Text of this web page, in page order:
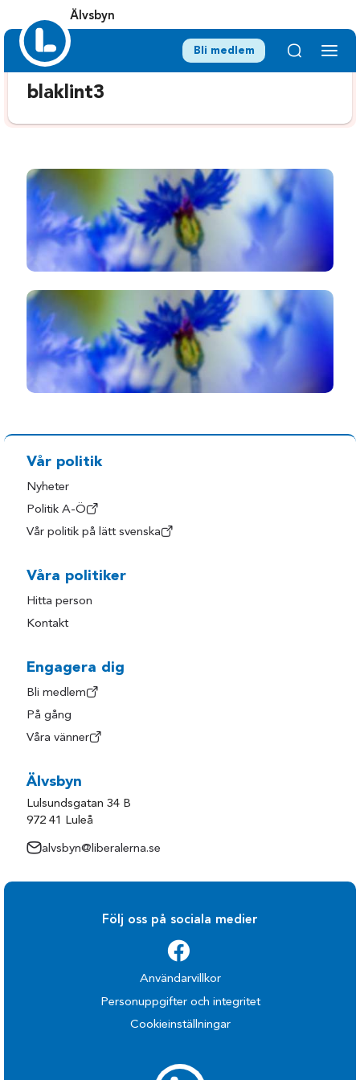
Älvsbyn
Bli medlem
blaklint3
Vår politik
Nyheter
Politik A-Ö
Vår politik på lätt svenska
Våra politiker
Hitta person
Kontakt
Engagera dig
Bli medlem
På gång
Våra vänner
Älvsbyn
Lulsundsgatan 34 B
972 41 Luleå
alvsbyn@liberalerna.se
Följ oss på sociala medier
Användarvillkor
Personuppgifter och integritet
Cookieinställningar